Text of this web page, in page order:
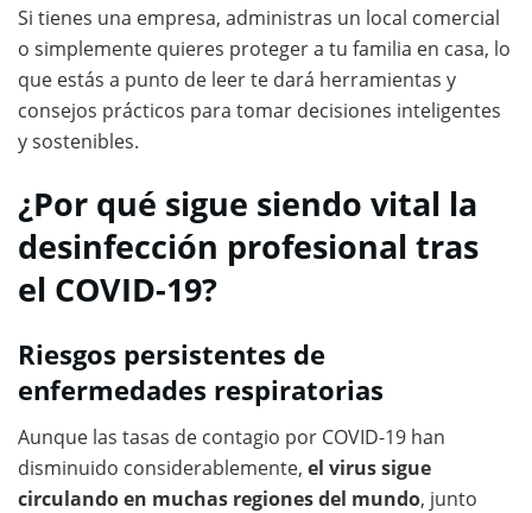
Si tienes una empresa, administras un local comercial
o simplemente quieres proteger a tu familia en casa, lo
que estás a punto de leer te dará herramientas y
consejos prácticos para tomar decisiones inteligentes
y sostenibles.
¿Por qué sigue siendo vital la
desinfección profesional tras
el COVID-19?
Riesgos persistentes de
enfermedades respiratorias
Aunque las tasas de contagio por COVID-19 han
disminuido considerablemente, el virus sigue
circulando en muchas regiones del mundo, junto